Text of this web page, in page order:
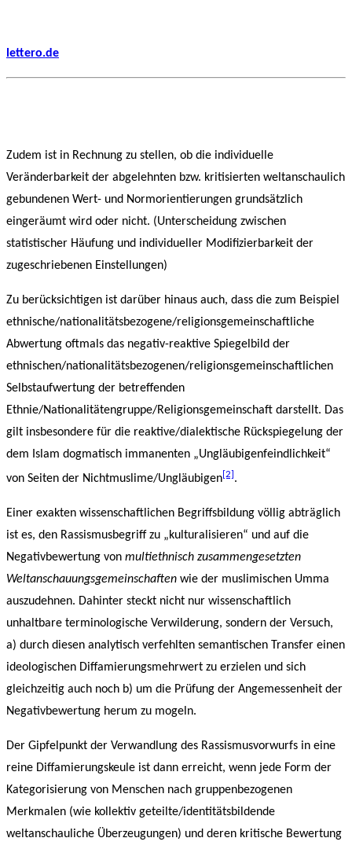
lettero.de
Zudem ist in Rechnung zu stellen, ob die individuelle
Veränderbarkeit der abgelehnten bzw. kritisierten weltanschaulich
gebundenen Wert- und Normorientierungen grundsätzlich
eingeräumt wird oder nicht. (Unterscheidung zwischen
statistischer Häufung und individueller Modifizierbarkeit der
zugeschriebenen Einstellungen)
Zu berücksichtigen ist darüber hinaus auch, dass die zum Beispiel
ethnische/nationalitätsbezogene/religionsgemeinschaftliche
Abwertung oftmals das negativ-reaktive Spiegelbild der
ethnischen/nationalitätsbezogenen/religionsgemeinschaftlichen
Selbstaufwertung der betreffenden
Ethnie/Nationalitätengruppe/Religionsgemeinschaft darstellt. Das
gilt insbesondere für die reaktive/dialektische Rückspiegelung der
dem Islam dogmatisch immanenten „Ungläubigenfeindlichkeit“
von Seiten der Nichtmuslime/Ungläubigen[2] .
Einer exakten wissenschaftlichen Begriffsbildung völlig abträglich
ist es, den Rassismusbegriff zu „kulturalisieren“ und auf die
Negativbewertung von multiethnisch zusammengesetzten
Weltanschauungsgemeinschaften wie der muslimischen Umma
auszudehnen. Dahinter steckt nicht nur wissenschaftlich
unhaltbare terminologische Verwilderung, sondern der Versuch,
a) durch diesen analytisch verfehlten semantischen Transfer einen
ideologischen Diffamierungsmehrwert zu erzielen und sich
gleichzeitig auch noch b) um die Prüfung der Angemessenheit der
Negativbewertung herum zu mogeln.
Der Gipfelpunkt der Verwandlung des Rassismusvorwurfs in eine
reine Diffamierungskeule ist dann erreicht, wenn jede Form der
Kategorisierung von Menschen nach gruppenbezogenen
Merkmalen (wie kollektiv geteilte/identitätsbildende
weltanschauliche Überzeugungen) und deren kritische Bewertung